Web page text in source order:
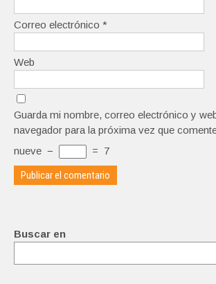
Correo electrónico *
Web
Guarda mi nombre, correo electrónico y
navegador para la próxima vez que
nueve − = 7
Buscar en